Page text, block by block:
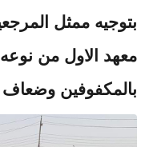
بتوجيه ممثل
معهد الاول من
بالمكفوفين وضعاف